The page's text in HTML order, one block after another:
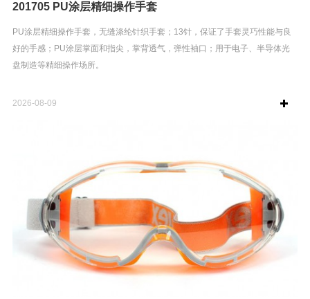
201705 PU涂层精细操作手套
PU涂层精细操作手套，无缝涤纶针织手套；13针，保证了手套灵巧性能与良
好的手感；PU涂层掌面和指尖，掌背透气，弹性袖口；用于电子、半导体光
盘制造等精细操作场所。
2026-08-09